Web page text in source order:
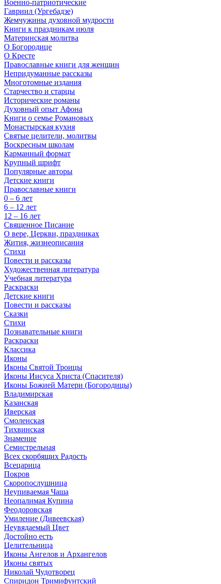
Военно-патриотические
Гавриил (Ургебадзе)
Жемчужины духовной мудрости
Книги к праздникам июля
Материнская молитва
О Богородице
О Кресте
Православные книги для женщин
Непридуманные рассказы
Многотомные издания
Старчество и старцы
Исторические романы
Духовный опыт Афона
Книги о семье Романовых
Монастырская кухня
Святые целители, молитвы
Воскресным школам
Карманный формат
Крупный шрифт
Популярные авторы
Детские книги
Православные книги
0 – 6 лет
6 – 12 лет
12 – 16 лет
Священное Писание
О вере, Церкви, праздниках
Жития, жизнеописания
Стихи
Повести и рассказы
Художественная литература
Учебная литература
Раскраски
Детские книги
Повести и рассказы
Сказки
Стихи
Познавательные книги
Раскраски
Классика
Иконы
Иконы Святой Троицы
Иконы Иисуса Христа (Спасителя)
Иконы Божией Матери (Богородицы)
Владимирская
Казанская
Иверская
Смоленская
Тихвинская
Знамение
Семистрельная
Всех скорбящих Радость
Всецарица
Покров
Скоропослушница
Неупиваемая Чаша
Неопалимая Купина
Феодоровская
Умиление (Дивеевская)
Неувядаемый Цвет
Достойно есть
Целительница
Иконы Ангелов и Архангелов
Иконы святых
Николай Чудотворец
Спиридон Тримифунтский